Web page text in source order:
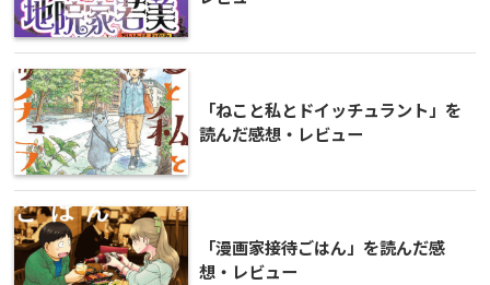
「ねこと私とドイッチュラント」を
読んだ感想・レビュー
「漫画家接待ごはん」を読んだ感
想・レビュー